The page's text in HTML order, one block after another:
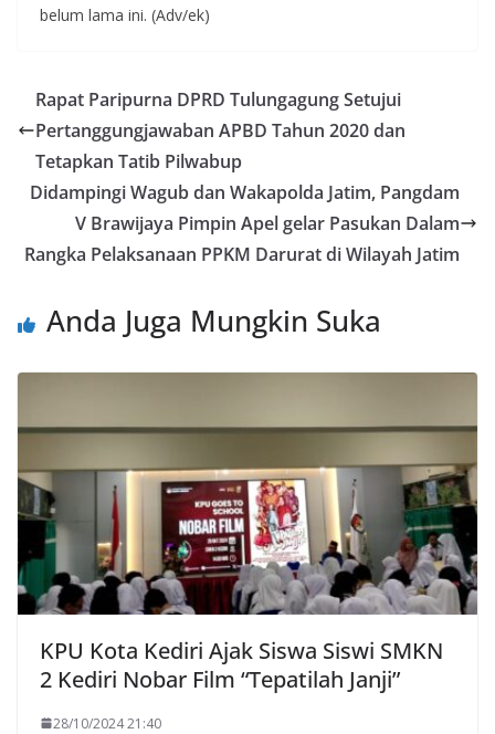
belum lama ini. (Adv/ek)
Rapat Paripurna DPRD Tulungagung Setujui
Pertanggungjawaban APBD Tahun 2020 dan
Tetapkan Tatib Pilwabup
Didampingi Wagub dan Wakapolda Jatim, Pangdam
V Brawijaya Pimpin Apel gelar Pasukan Dalam
Rangka Pelaksanaan PPKM Darurat di Wilayah Jatim
Anda Juga Mungkin Suka
KPU Kota Kediri Ajak Siswa Siswi SMKN
2 Kediri Nobar Film “Tepatilah Janji”
28/10/2024 21:40